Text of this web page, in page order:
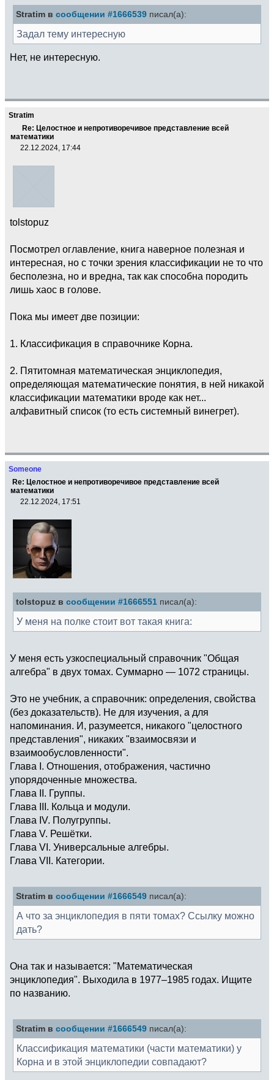
Stratim в сообщении #1666539 писал(а):
Задал тему интересную
Нет, не интересную.
Stratim
Re: Целостное и непротиворечивое представление всей
математики
22.12.2024, 17:44
tolstopuz
Посмотрел оглавление, книга наверное полезная и
интересная, но с точки зрения классификации не то что
бесполезна, но и вредна, так как способна породить
лишь хаос в голове.
Пока мы имеет две позиции:
1. Классификация в справочнике Корна.
2. Пятитомная математическая энциклопедия,
определяющая математические понятия, в ней никакой
классификации математики вроде как нет...
алфавитный список (то есть системный винегрет).
Someone
Re: Целостное и непротиворечивое представление всей
математики
22.12.2024, 17:51
tolstopuz в сообщении #1666551 писал(а):
У меня на полке стоит вот такая книга:
У меня есть узкоспециальный справочник "Общая
алгебра" в двух томах. Суммарно — 1072 страницы.
Это не учебник, а справочник: определения, свойства
(без доказательств). Не для изучения, а для
напоминания. И, разумеется, никакого "целостного
представления", никаких "взаимосвязи и
взаимообусловленности".
Глава I. Отношения, отображения, частично
упорядоченные множества.
Глава II. Группы.
Глава III. Кольца и модули.
Глава IV. Полугруппы.
Глава V. Решётки.
Глава VI. Универсальные алгебры.
Глава VII. Категории.
Stratim в сообщении #1666549 писал(а):
А что за энциклопедия в пяти томах? Ссылку можно
дать?
Она так и называется: "Математическая
энциклопедия". Выходила в 1977–1985 годах. Ищите
по названию.
Stratim в сообщении #1666549 писал(а):
Классификация математики (части математики) у
Корна и в этой энциклопедии совпадают?